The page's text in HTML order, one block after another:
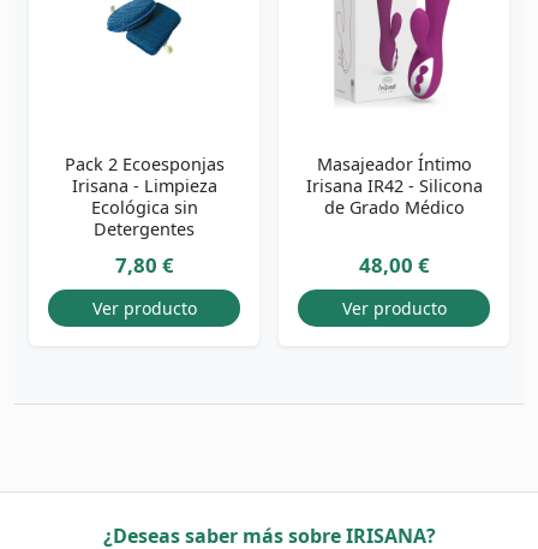
Pack 2 Ecoesponjas
Irisana - Limpieza
Ecológica sin
Detergentes
7,80 €
Ver producto
Masajeador Íntimo
Irisana IR42 - Silicona
de Grado Médico
48,00 €
Ver producto
¿Deseas saber más sobre IRISANA?